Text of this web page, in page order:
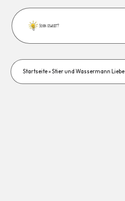
Startseite»Stier und Wassermann Liebe